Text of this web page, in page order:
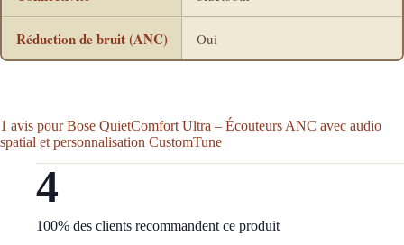
Réduction de bruit (ANC) Oui
1 avis pourBose QuietComfort Ultra – Écouteurs ANC avec audio
spatial et personnalisation CustomTune
4
100% des clients recommandent ce produit